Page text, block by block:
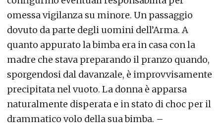
omessa vigilanza su minore. Un passaggio
dovuto da parte degli uomini dell’Arma. A
quanto appurato la bimba era in casa con la
madre che stava preparando il pranzo quando,
sporgendosi dal davanzale, è improvvisamente
precipitata nel vuoto. La donna è apparsa
naturalmente disperata e in stato di choc per il
drammatico volo della sua bimba. –